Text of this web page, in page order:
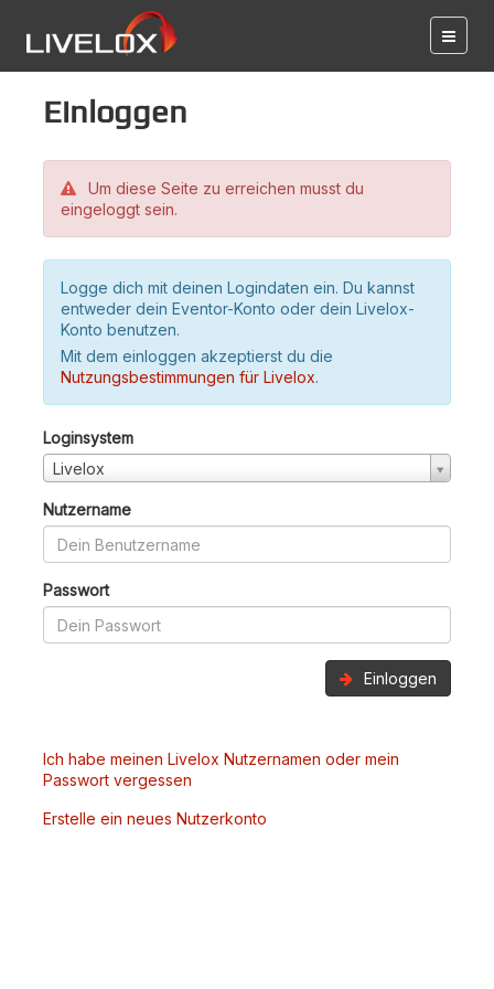
Einloggen
Um diese Seite zu erreichen musst du
eingeloggt sein.
Logge dich mit deinen Logindaten ein. Du kannst
entweder dein Eventor-Konto oder dein Livelox-
Konto benutzen.
Mit dem einloggen akzeptierst du die
Nutzungsbestimmungen für Livelox.
Loginsystem
Livelox
Nutzername
Passwort
Einloggen
Ich habe meinen Livelox Nutzernamen oder mein
Passwort vergessen
Erstelle ein neues Nutzerkonto